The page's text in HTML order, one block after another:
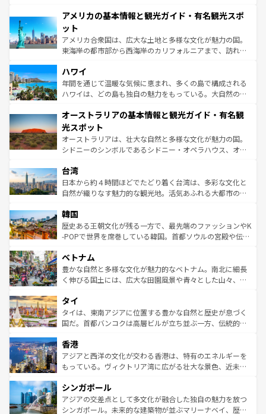
ンツ一覧を参照してほしい。
の建物がそのまま残る町や、スイスならではのユニークな
博物館もあり、アルプス観光だけでなく町歩きも満喫する
ことができる。国民の所得が高いため物価も高いが、旅行
者向けの交通パス提供のサービスもあり、うまく活用すれ
着のスイス情報は
アメリカの基本情報と観光ガイド・有名観光スポ
ット
アメリカ合衆国は、広大な土地と多様な文化が魅力の国。
東海岸の都市部から西海岸のカリフォルニアまで、訪れる
のような巨大都市は、観光、ショッピング、エンターテイ
ンメントが詰まった刺激的なスポットだ。一方、アメリカ
西部には大自然が広がり、グランドキャニオンやイエロー
部のニューオーリンズでは、音楽と美食が融合した独特の
文化が魅力。旅行者はアメリカの各地域で異なる魅力を楽
しみながら、その多様性と豊かな歴史を感じることができ
るだろう。車でのロードトリップや列車の旅も、アメリカ
情報は
ハワイ
年間を通じて温暖な気候に恵まれ、多くの島で構成される
ハワイは、どの島も独自の魅力をもっている。大自然の神
ワイ島は見逃せない。また、定番の観光地といえばオアフ
島だが、静かな自然を求めるならマウイ島やカウアイ島が
おすすめ。エメラルドグリーンに輝く海をはじめ、豊かな
文化や歴史が息づいている。「アロハスピリット」と呼ば
人々、おいしいローカルフードやハワイアンミュージッ
ク、伝統的なフラダンスなど、すべてがハワイの魅力を彩
っている。訪れるたびに新しい発見と感動が待っているハ
はコンテンツ一覧
オーストラリアの基本情報と観光ガイド・有名観
光スポット
オーストラリアは、壮大な自然と多様な文化が魅力の国。
シドニーのシンボルであるシドニー・オペラハウス、オー
リアリーフや大陸中央部にそびえるウルル（エアーズロッ
ク）、タスマニアの美しい原生林やケアンズの熱帯雨林な
ど、見どころがたくさん。また、カフェやワイン、オージ
いる。アクティビティも充実しており、サーフィンやダイ
ビング、ハイキングなど、アウトドア好きにはたまらな
い。オーストラリアの多彩な魅力を存分に味わいつくそ
参照してほしい。
台湾
日本から約４時間ほどでたどり着く台湾は、多彩な文化と
自然が織りなす魅力的な観光地。活気あふれる大都市の台
ン）、静ひつな山岳地帯である台湾東部など、都市の喧騒
と山間の静けさが共存しており、訪れる人に新しい発見と
驚きをもたらしてくれる。また、奥深い台湾の食文化も魅
容にもいいと評判のスイーツなど、バラエティ豊かな料理
が味わえる。 なお、新着の台湾情報は コンテンツ一覧を参
照してほしい。
韓国
歴史ある王朝文化が残る一方で、最先端のファッションやK
-POPで世界を席巻している韓国。首都ソウルの宮殿や伝統
き、地方に足を延ばせば四季折々の自然美を楽しむことが
できる。そして、キムチや焼肉、絶品のストリートフード
まで、さまざまな韓国料理が待っている。夜には、韓国な
リティに包まれながら、韓国の多彩な魅力を心ゆくまで味
わってみてほしい。 なお、新着の韓国情報はコンテンツ一
覧を参照してほしい。
ベトナム
豊かな自然と多様な文化が魅力的なベトナム。南北に細長
く伸びる国土には、広大な田園風景や青々とした山々、世
急速な発展と共に伝統が息づく。ハノイの古い町並みやホ
ーチミン市のフランス統治時代の建物も、独特の雰囲気を
醸し出している。また、バラエティの豊かさとおいしさで
とつ。フォーやバインミー、ベトナムコーヒーなどは、ぜ
ひ現地で味わいたい。どの地域を訪れてもあたたかい人々
が旅行者を迎えてくれるので、きっと忘れられない旅にな
参照してほしい。
タイ
タイは、東南アジアに位置する豊かな自然と歴史が息づく
国だ。首都バンコクは高層ビルが立ち並ぶ一方、伝統的な
の活気が交差している。北部ではチェンマイなどの山岳地
帯で自然と触れ合い、南部ではプーケットやクラビの美し
いビーチでリゾート気分を楽しむことができる。タイ料理
激する。気候は一年中温暖で、どの季節にも異なる楽しみ
が待っている。親しみやすいタイの人々、仏教を中心とし
た文化、そして多様な観光資源が、訪れる旅人を魅了し続
香港
アジアと西洋の文化が交わる香港は、特有のエネルギーを
もっている。ヴィクトリア湾に広がる壮大な景色、近未来
み、どこを訪れても感動するはず。観光スポットが密集し
ており、効率よく見どころを回れるのも魅力。息をのむよ
うな絶景から文化的な体験まで、香港を存分に楽しみ尽く
シンガポール
アジアの交差点として多文化が融合した独自の魅力を放つ
シンガポール。未来的な建築物が並ぶマリーナベイ、歴史